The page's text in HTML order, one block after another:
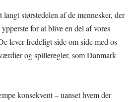
størstedelen af de mennesker, der
for at blive en del af vores
lever fredeligt side om side med os
og spilleregler, som Danmark
konsekvent – uanset hvem der